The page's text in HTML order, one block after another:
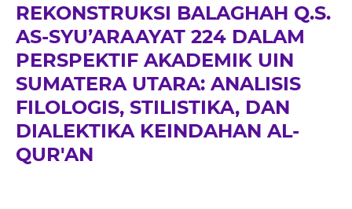
REKONSTRUKSI BALAGHAH Q.S.
AS-SYU’ARAAYAT 224 DALAM
PERSPEKTIF AKADEMIK UIN
SUMATERA UTARA: ANALISIS
FILOLOGIS, STILISTIKA, DAN
DIALEKTIKA KEINDAHAN AL-
QUR'AN